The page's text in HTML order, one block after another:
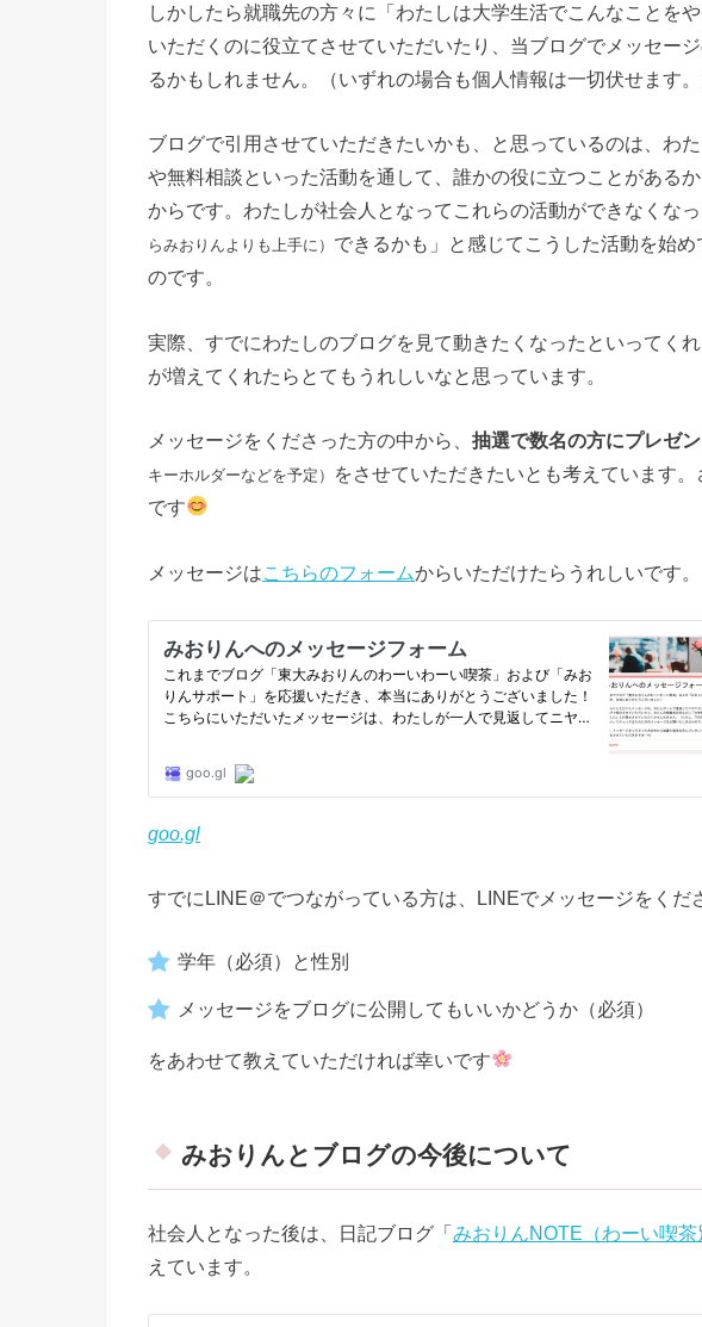
しかしたら就職先の方々に「わたしは大学生活でこんなことを
いただくのに役立てさせていただいたり、当ブログでメッセー
るかもしれません。（いずれの場合も個人情報は一切伏せます。
ブログで引用させていただきたいかも、と思っているのは、わ
や無料相談といった活動を通して、誰かの役に立つことがある
からです。わたしが社会人となってこれらの活動ができなくな
らみおりんよりも上手に） できるかも」と感じてこうした活動を始
のです。
実際、すでにわたしのブログを見て動きたくなったといってく
が増えてくれたらとてもうれしいなと思っています。
メッセージをくださった方の中から、 抽選で数名の方にプレゼン
キーホルダーなどを予定）
をさせていただきたいとも考えています
です
メッセージは こちらのフォームからいただけたらうれしいです。
goo.gl
すでにLINE＠でつながっている方は、LINEでメッセージをくだ
学年（必須）と性別
メッセージをブログに公開してもいいかどうか（必須）
をあわせて教えていただければ幸いです
みおりんとブログの今後について
社会人となった後は、日記ブログ「みおりんNOTE（わーい喫茶
えています。